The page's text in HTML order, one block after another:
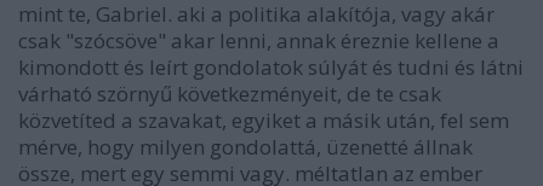
mint te, Gabriel. aki a politika alakítója, vagy akár
csak "szócsöve" akar lenni, annak éreznie kellene a
kimondott és leírt gondolatok súlyát és tudni és látni
várható szörnyű következményeit, de te csak
közvetíted a szavakat, egyiket a másik után, fel sem
mérve, hogy milyen gondolattá, üzenetté állnak
össze, mert egy semmi vagy. méltatlan az ember